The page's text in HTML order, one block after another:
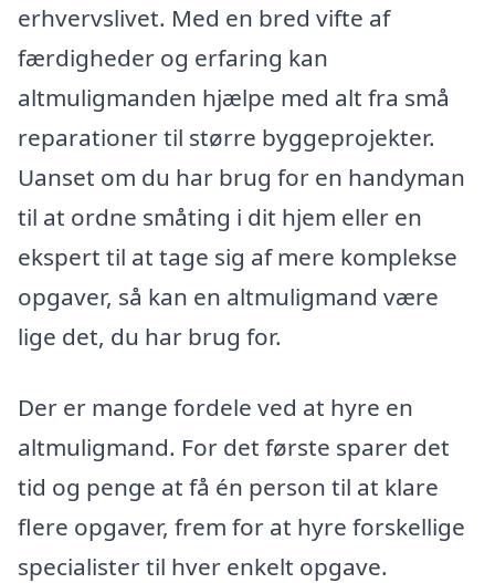
erhvervslivet. Med en bred vifte af
færdigheder og erfaring kan
altmuligmanden hjælpe med alt fra små
reparationer til større byggeprojekter.
Uanset om du har brug for en handyman
til at ordne småting i dit hjem eller en
ekspert til at tage sig af mere komplekse
opgaver, så kan en altmuligmand være
lige det, du har brug for.
Der er mange fordele ved at hyre en
altmuligmand. For det første sparer det
tid og penge at få én person til at klare
flere opgaver, frem for at hyre forskellige
specialister til hver enkelt opgave.